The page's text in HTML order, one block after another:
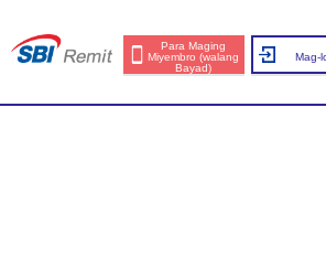
Para Maging
Miyembro (walang
Bayad)
Mag-